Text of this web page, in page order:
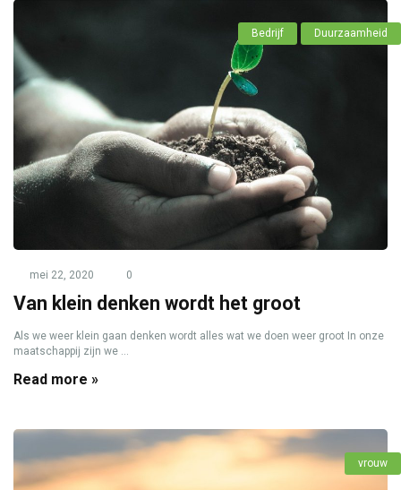
Bedrijf Duurzaamheid
mei 22, 2020 0
Van klein denken wordt het groot
Als we weer klein gaan denken wordt alles wat we doen weer groot In onze
maatschappij zijn we ...
Read more »
vrouw